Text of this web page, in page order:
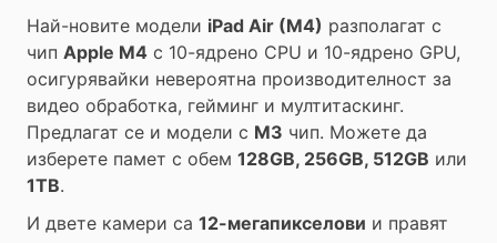
Най-новите модели iPad Air (M4) разполагат с
чип Apple M4 с 10-ядрено CPU и 10-ядрено GPU,
осигурявайки невероятна производителност за
видео обработка, гейминг и мултитаскинг.
Предлагат се и модели с M3 чип. Можете да
изберете памет с обем 128GB, 256GB, 512GB или
1TB.
И двете камери са 12-мегапикселови и правят